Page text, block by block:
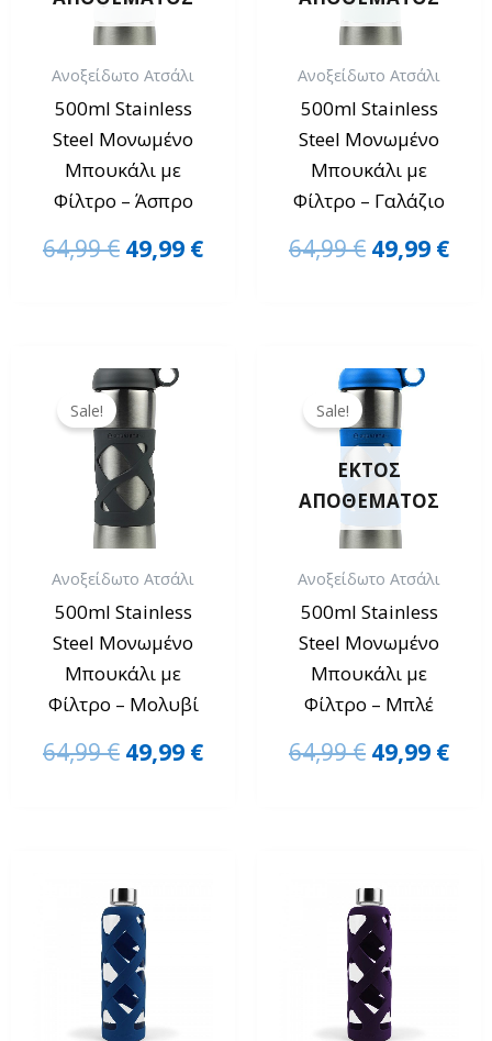
Ανοξείδωτο Ατσάλι
500ml Stainless
Steel Μονωμένο
Μπουκάλι με
Φίλτρο – Άσπρο
64,99€ 49,99 €
Ανοξείδωτο Ατσάλι
500ml Stainless
Steel Μονωμένο
Μπουκάλι με
Φίλτρο – Γαλάζιο
64,99€ 49,99 €
Sale!
Ανοξείδωτο Ατσάλι
500ml Stainless
Steel Μονωμένο
Μπουκάλι με
Φίλτρο – Μολυβί
64,99€
price
was:
64,99 €.
49,99 €
ΕΚΤΌΣ
ΑΠΟΘΈΜΑΤΟΣ
Sale!
Ανοξείδωτο Ατσάλι
500ml Stainless
Steel Μονωμένο
Μπουκάλι με
Φίλτρο – Μπλέ
64,99€
price
was:
64,99 €.
49,99 €